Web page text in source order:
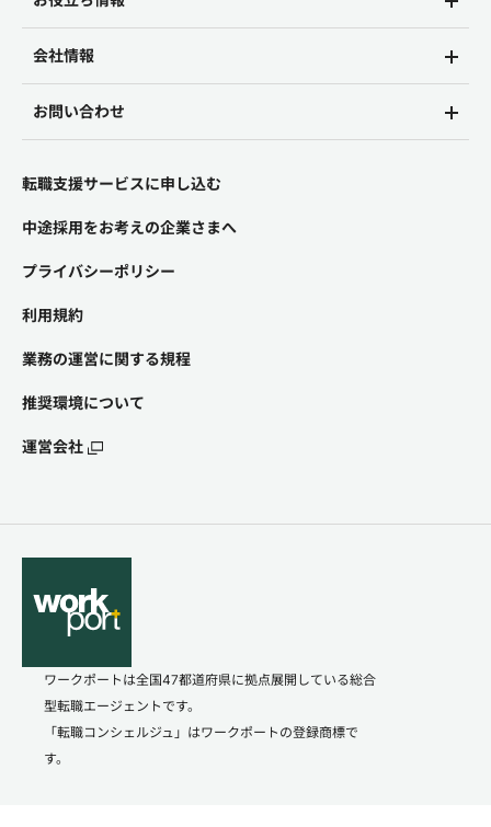
会社情報
お問い合わせ
転職支援サービスに申し込む
中途採用をお考えの企業さまへ
プライバシーポリシー
利用規約
業務の運営に関する規程
推奨環境について
運営会社
ワークポートは全国47都道府県に拠点展開している総合
型転職エージェントです。
「転職コンシェルジュ」はワークポートの登録商標で
す。